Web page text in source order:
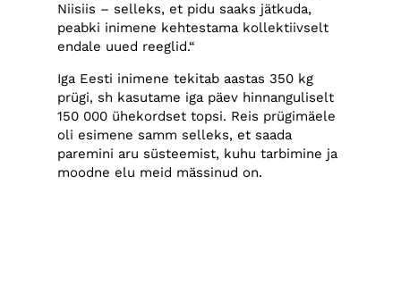
Niisiis – selleks, et pidu saaks jätkuda,
peabki inimene kehtestama kollektiivselt
endale uued reeglid.“
Iga Eesti inimene tekitab aastas 350 kg
prügi, sh kasutame iga päev hinnanguliselt
150 000 ühekordset topsi. Reis prügimäele
oli esimene samm selleks, et saada
paremini aru süsteemist, kuhu tarbimine ja
moodne elu meid mässinud on.